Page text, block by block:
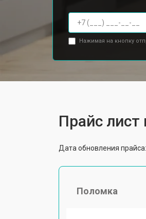
Нажимая на кнопку
Прайс лист
Дата обновления
Поломка